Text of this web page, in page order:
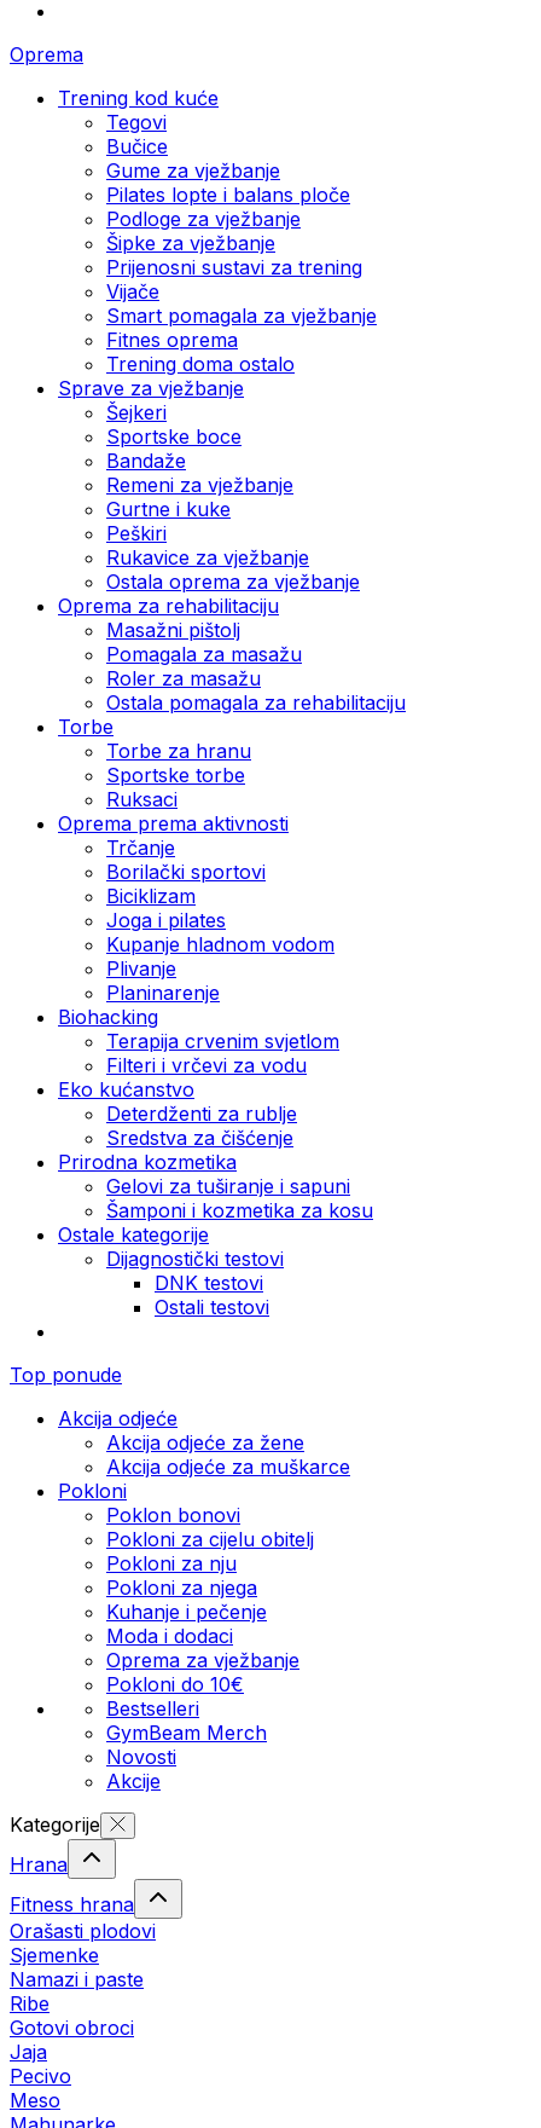
Oprema
Trening kod kuće
Tegovi
Bučice
Gume za vježbanje
Pilates lopte i balans ploče
Podloge za vježbanje
Šipke za vježbanje
Prijenosni sustavi za trening
Vijače
Smart pomagala za vježbanje
Fitnes oprema
Trening doma ostalo
Sprave za vježbanje
Šejkeri
Sportske boce
Bandaže
Remeni za vježbanje
Gurtne i kuke
Peškiri
Rukavice za vježbanje
Ostala oprema za vježbanje
Oprema za rehabilitaciju
Masažni pištolj
Pomagala za masažu
Roler za masažu
Ostala pomagala za rehabilitaciju
Torbe
Torbe za hranu
Sportske torbe
Ruksaci
Oprema prema aktivnosti
Trčanje
Borilački sportovi
Biciklizam
Joga i pilates
Kupanje hladnom vodom
Plivanje
Planinarenje
Biohacking
Terapija crvenim svjetlom
Filteri i vrčevi za vodu
Eko kućanstvo
Deterdženti za rublje
Sredstva za čišćenje
Prirodna kozmetika
Gelovi za tuširanje i sapuni
Šamponi i kozmetika za kosu
Ostale kategorije
Dijagnostički testovi
DNK testovi
Ostali testovi
Top ponude
Akcija odjeće
Akcija odjeće za žene
Akcija odjeće za muškarce
Pokloni
Poklon bonovi
Pokloni za cijelu obitelj
Pokloni za nju
Pokloni za njega
Kuhanje i pečenje
Moda i dodaci
Oprema za vježbanje
Pokloni do 10€
Bestselleri
GymBeam Merch
Novosti
Akcije
Kategorije
Hrana
Fitness hrana
Orašasti plodovi
Sjemenke
Namazi i paste
Ribe
Gotovi obroci
Jaja
Pecivo
Meso